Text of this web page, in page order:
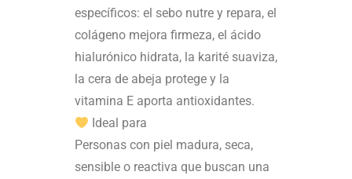
específicos: el sebo nutre y repara, el
colágeno mejora firmeza, el ácido
hialurónico hidrata, la karité suaviza,
la cera de abeja protege y la
vitamina E aporta antioxidantes.
Ideal para
Personas con piel madura, seca,
sensible o reactiva que buscan una